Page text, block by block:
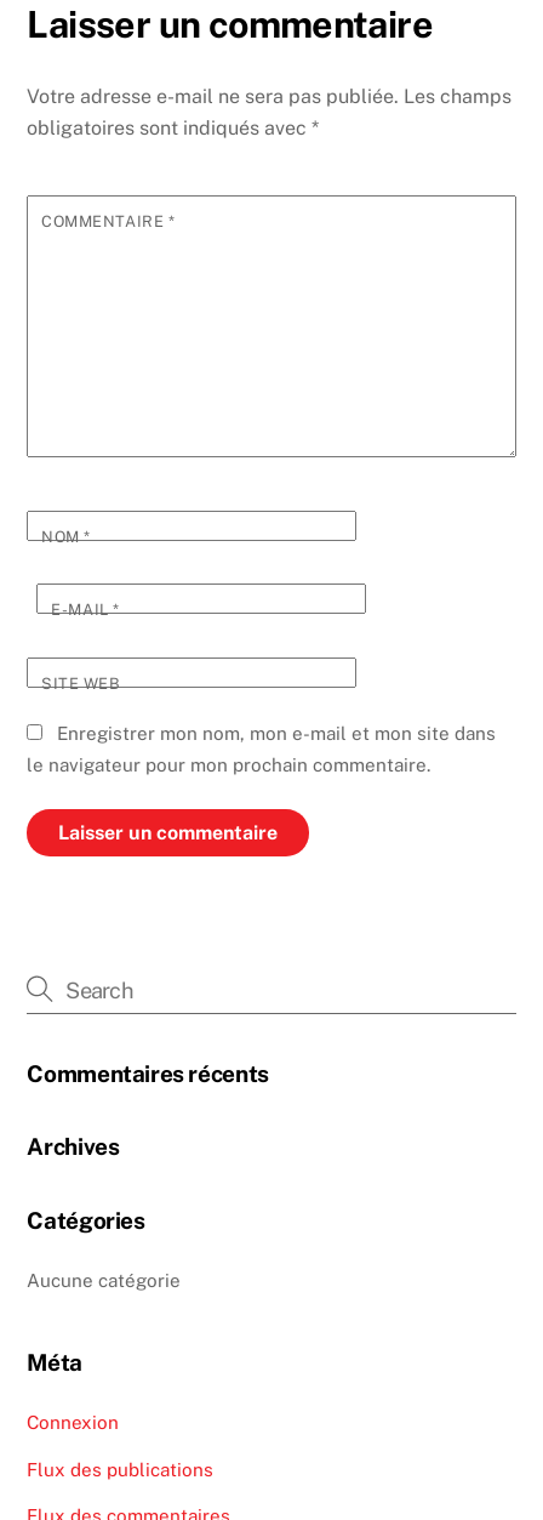
Laisser un commentaire
Votre adresse e-mail ne sera pas publiée. Les champs
obligatoires sont indiqués avec*
COMMENTAIRE *
NOM*
E-MAIL*
SITE WEB
Enregistrer mon nom, mon e-mail et mon site dans
le navigateur pour mon prochain commentaire.
Commentaires récents
Archives
Catégories
Aucune catégorie
Méta
Connexion
Flux des publications
Flux des commentaires